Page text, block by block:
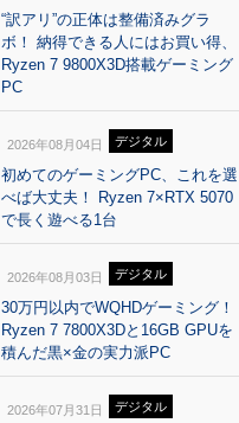
“訳アリ”の正体は整備済みグラ
ボ！ 納得できる人にはお買い得、
Ryzen 7 9800X3D搭載ゲーミング
PC
2026年08月04日 デジタル
初めてのゲーミングPC、これを選
べば大丈夫！ Ryzen 7×RTX 5070
で長く遊べる1台
2026年08月03日 デジタル
30万円以内でWQHDゲーミング！
Ryzen 7 7800X3Dと16GB GPUを
積んだ黒×金の実力派PC
2026年07月31日 デジタル